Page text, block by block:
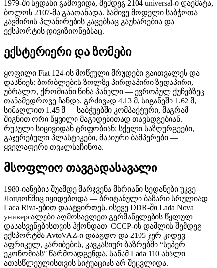
1979-ში სედანი გამოვიდა, შემდეგ 2104 universal-ი დაემატა,
ბოლოს 2107-მა გაათანადა. სამივე მოდელი საბჭოთა
კავშირის პლანირების კაცებსაც გაუხარებია და
ექსპორტის დივიზიონებსაც.
ექსტერიერი და ზომები
ყოფილი Fiat 124-ის მოწეული მრუდები გაითვალეს და
დასწიეს: ბორბლების ზოლზე პირდაპირი ზედაპირი,
უბრალო, ქრომიანი წინა პანელი — ევროპულ ქუჩებზეც
თანამედროვე ჩანდა. გრძივად 4.13 მ, სიგანეში 1.62 მ,
სიმაღლით 1.45 მ — საბჭუებში კომპაქტური, მაგრამ
შიგნით ორი წყვილი მაგიდებითად თავსდგებიან.
რუსული სიცივიდან ტრფობიან: სქელი საზღურგეები,
გაჯერებული პლასტიკები, მასიური ბამპერები —
ყველაფერი თვალსაჩინოა.
მსოფლიო თავგადასავალი
1980-იანების შუამდე მარჯვენა მხრიანი სედანები უკვე
Лондონშიც იყიდებოდა — ბრიტანული ბაზარი სრულიად
Lada Riva-ებით დაატვირთეს. ისევე DDR-ში Lada Nova
универсალები აღმოსავლეთ გერმანელების წყლულ
დასასვენებისთვის ჰქონდათ. СССР-ის დაშლის შემდეგ
ექსპორტმა AvtoVAZ-ი დააგდო და 2105 ჯერ კიდევ
აფრიკულ, კარიბების, კავკასიურ ბაზრებში “სუპერ
ეკონომიას” წარმოადგენდა, სანამ Lada 110 ახალი
ათასწლეულისთვის სიტუაციას არ შეცვლიდა.